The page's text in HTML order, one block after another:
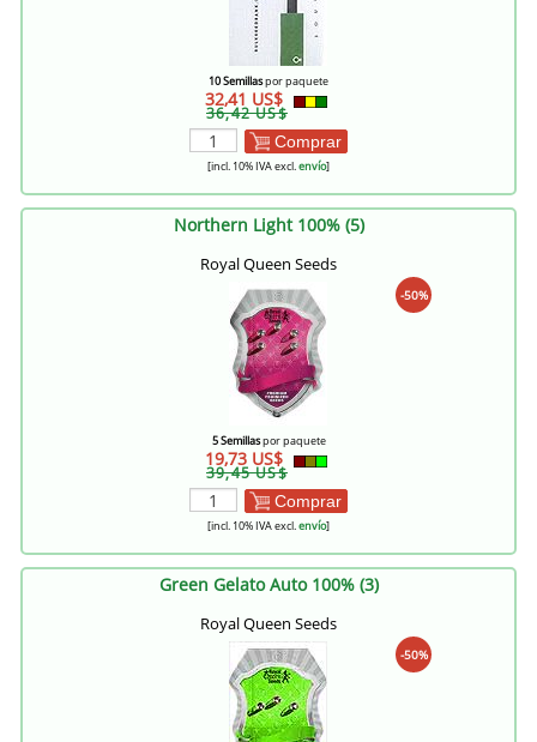
10 Semillaspor paquete
32,41 US$
36,42 US$
Comprar
[incl. 10% IVA excl.envío]
Northern Light 100% (5)
Royal Queen Seeds
-50%
5 Semillaspor paquete
19,73 US$
39,45 US$
Comprar
[incl. 10% IVA excl.envío]
Green Gelato Auto 100% (3)
Royal Queen Seeds
-50%